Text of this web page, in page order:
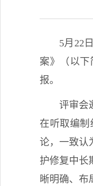
5月22
案》（以
报。
评审会
在听取编
论，一致认
护修复中长
晰明确、布